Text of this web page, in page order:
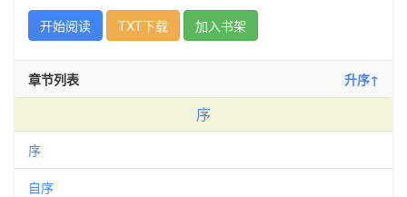
开始阅读
TXT下载 加入书架
章节列表 升序↑
序
序
自序